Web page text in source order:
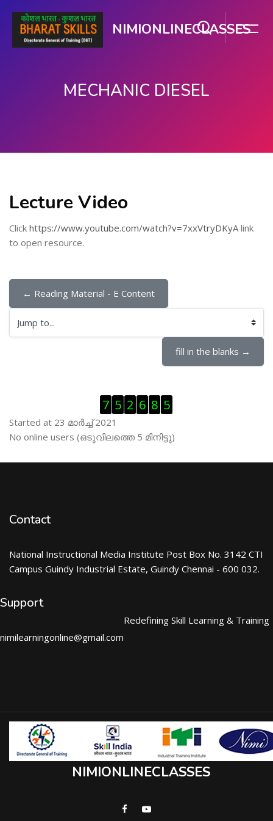
NIMIONLINECLASSES
MECHANIC DIESEL
Lecture Video
Click https://www.youtube.com/watch?v=7xxVtryDKyAlink
to open resource.
← Reading Material - E Content
Jump to...
fill in the blanks →
7 5 2 6 8 5
Started at 23 മാര്‍ച്ച് 2021
Skip ഓണ്‍ലയിന്‍ ഉപഭൊക്താക്കള്‍
No online users (ഒടുവിലത്തെ 5 മിനിട്ടു)
Contact
National Instructional Media Institute Post Box No. 3142 CTI
Campus Guindy Industrial Estate, Guindy Chennai - 600 032.
Support
nimilearningonline@gmail.com
Redefining Skill Learning & Training
NIMIONLINECLASSES